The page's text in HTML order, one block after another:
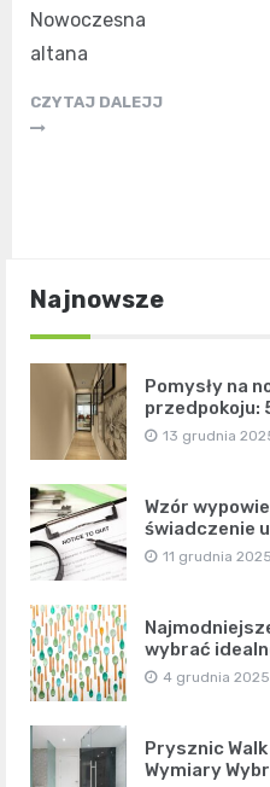
Nowoczesna
altana
CZYTAJ DALEJJ
Najnowsze
Pomysły na
przedpokoju:
13 grudnia
Wzór
świadczenie
11 grudnia 2025
wybrać
4 grudnia 2025
Prysznic
Wymiary